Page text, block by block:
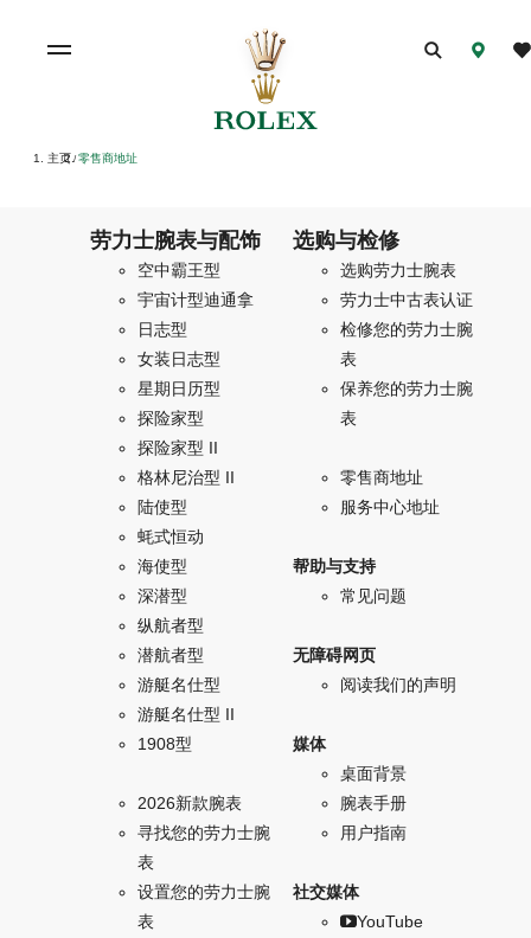
主页/ 零售商地址
劳力士腕表与配饰
空中霸王型
宇宙计型迪通拿
日志型
女装日志型
星期日历型
探险家型
探险家型 II
格林尼治型 II
陆使型
蚝式恒动
海使型
深潜型
纵航者型
潜航者型
游艇名仕型
游艇名仕型 II
1908型
2026新款腕表
寻找您的劳力士腕
表
设置您的劳力士腕
表
选购与检修
选购劳力士腕表
劳力士中古表认证
检修您的劳力士腕
表
保养您的劳力士腕
表
零售商地址
服务中心地址
帮助与支持
常见问题
无障碍网页
阅读我们的声明
媒体
桌面背景
腕表手册
用户指南
社交媒体
YouTube